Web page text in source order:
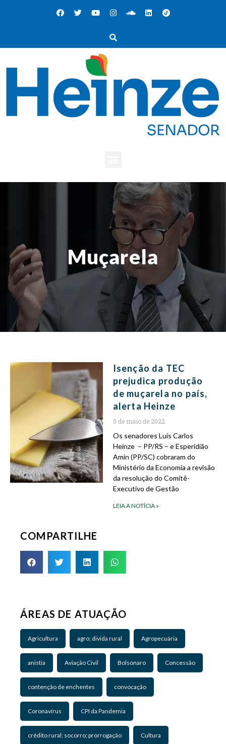
Muçarela
Isenção da TEC
prejudica produção
de muçarela no país,
alerta Heinze
5 de maio de 2022
Os senadores Luis Carlos
Heinze – PP/RS – e Esperidião
Amin (PP/SC) cobraram do
Ministério da Economia a revisão
da resolução do Comitê-
Executivo de Gestão
LEIA A NOTÍCIA »
COMPARTILHE
ÁREAS DE ATUAÇÃO
Agricultura agro; divida rural Agropecuária
anistia Aviação Civil Bolsonaro Concessão
contenção de enchentes convocação
Coronavírus CPI da Pandemia
crédito rural; socorro; prorrogação Cultura